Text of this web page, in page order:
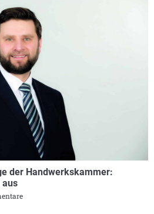
der Handwerkskammer:
aus